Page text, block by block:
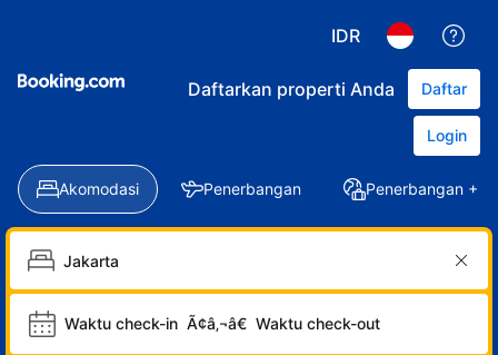
IDR
Daftarkan properti Anda Daftar
Login
Akomodasi Penerbangan Penerbangan +
Waktu check-in Ã¢â‚¬â€ Waktu check-out